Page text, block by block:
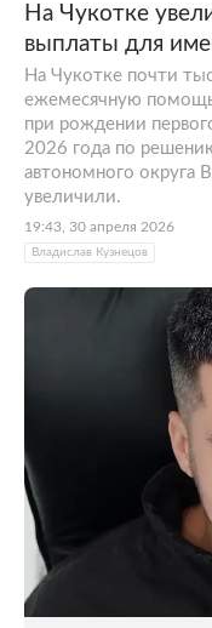
На Чукотке
выплаты для
На Чукотке почти
ежемесячную
при рождении
2026 года по
автономного округа
увеличили.
19:43, 30 апреля 2026
Владислав Кузнецов